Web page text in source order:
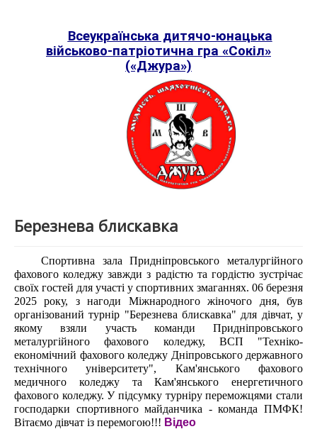
Всеукраїнська дитячо-юнацька
військово-патріотична гра «Сокіл»
(«Джура»)
Березнева блискавка
Спортивна зала Придніпровського металургійного
фахового коледжу завжди з радістю та гордістю зустрічає
своїх гостей для участі у спортивних змаганнях. 06 березня
2025 року, з нагоди Міжнародного жіночого дня, був
організований турнір "Березнева блискавка" для дівчат, у
якому взяли участь команди Придніпровського
металургійного фахового коледжу, ВСП "Техніко-
економічний фахового коледжу Дніпровського державного
технічного університету", Кам'янського фахового
медичного коледжу та Кам'янського енергетичного
фахового коледжу. У підсумку турніру переможцями стали
господарки спортивного майданчика - команда ПМФК!
Вітаємо дівчат із перемогою!!! Відео